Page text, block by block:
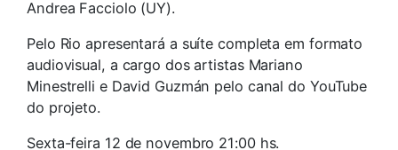
Andrea Facciolo (UY).
Pelo Rio apresentará a suíte completa em formato
audiovisual, a cargo dos artistas Mariano
Minestrelli e David Guzmán pelo canal do YouTube
do projeto.
Sexta-feira 12 de novembro 21:00 hs.